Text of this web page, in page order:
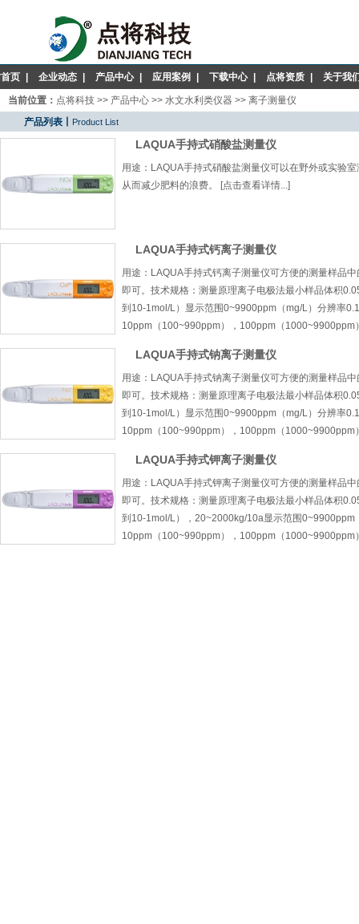
页 企业动态 产品中心 应用案例 下载中心 点将资质 关于我
当前位置： 点将科技 >> 产品中心 >> 水文水利类仪器 >> 离子测量仪
产品列表丨
Product List
LAQUA手持式硝酸盐测量仪
用途：LAQUA手持式硝酸盐测量仪可以在野外或实验
从而减少肥料的浪费。 [点击查看详情...]
LAQUA手持式钙离子测量仪
用途：LAQUA手持式钙离子测量仪可方便的测量样品
即可。技术规格：测量原理离子电极法最小样品体积
到10-1mol/L）显示范围0~9900ppm（mg/L）分辨率
10ppm（100~990ppm），100ppm（1000~9900ppm
LAQUA手持式钠离子测量仪
用途：LAQUA手持式钠离子测量仪可方便的测量样品
即可。技术规格：测量原理离子电极法最小样品体积
到10-1mol/L）显示范围0~9900ppm（mg/L）分辨率
10ppm（100~990ppm），100ppm（1000~9900ppm
LAQUA手持式钾离子测量仪
用途：LAQUA手持式钾离子测量仪可方便的测量样品
即可。技术规格：测量原理离子电极法最小样品体积
到10-1mol/L），20~2000kg/10a显示范围
10ppm（100~990ppm），100ppm（1000~9900ppm